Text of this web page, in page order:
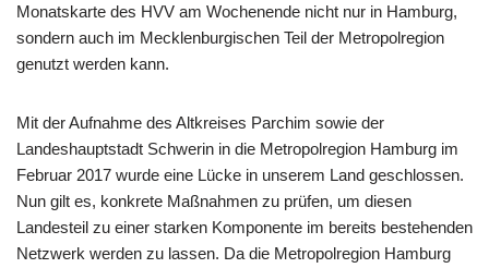
Monatskarte des HVV am Wochenende nicht nur in Hamburg,
sondern auch im Mecklenburgischen Teil der Metropolregion
genutzt werden kann.
Mit der Aufnahme des Altkreises Parchim sowie der
Landeshauptstadt Schwerin in die Metropolregion Hamburg im
Februar 2017 wurde eine Lücke in unserem Land geschlossen.
Nun gilt es, konkrete Maßnahmen zu prüfen, um diesen
Landesteil zu einer starken Komponente im bereits bestehenden
Netzwerk werden zu lassen. Da die Metropolregion Hamburg